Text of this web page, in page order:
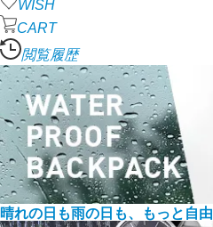
WISH
CART
閲覧履歴
晴れの日も雨の日も、もっと自